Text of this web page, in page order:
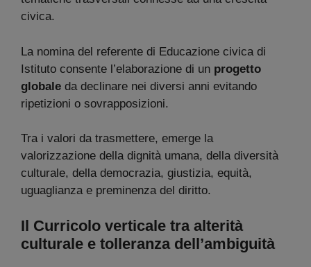
civica.
La nomina del referente di Educazione civica di
Istituto consente l’elaborazione di un progetto
globale da declinare nei diversi anni evitando
ripetizioni o sovrapposizioni.
Tra i valori da trasmettere, emerge la
valorizzazione della dignità umana, della diversità
culturale, della democrazia, giustizia, equità,
uguaglianza e preminenza del diritto.
Il Curricolo verticale tra alterità
culturale e tolleranza dell’ambiguità